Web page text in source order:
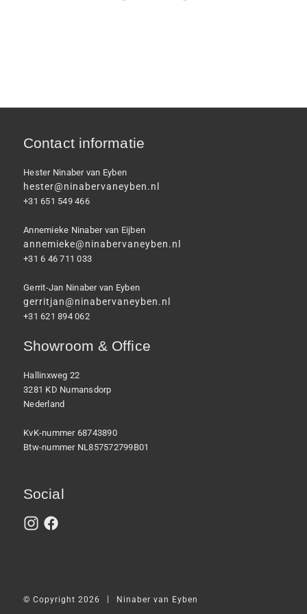
Contact informatie
Hester Ninaber van Eyben
hester@ninabervaneyben.nl
+31 651 549 466
Annemieke Ninaber van Eijben
annemieke@ninabervaneyben.nl
+31 6 46 711 033
Gerrit-Jan Ninaber van Eyben
gerritjan@ninabervaneyben.nl
+31 621 894 062
Showroom & Office
Hallinxweg 22
3281 KD Numansdorp
Nederland
KvK-nummer 68743890
Btw-nummer NL857572799B01
Social
© Copyright 2026 Ninaber van Eyben